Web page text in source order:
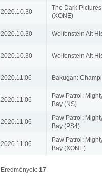
2020.10.30
The Dark
(XONE)
2020.10.30 Wolfenstein Alt
2020.10.30 Wolfenstein Alt
2020.11.06 Bakugan:
2020.11.06
Paw Patrol:
Bay (NS)
2020.11.06
Paw Patrol:
Bay (PS4)
2020.11.06
Paw Patrol:
Bay (XONE)
Eredmények: 17